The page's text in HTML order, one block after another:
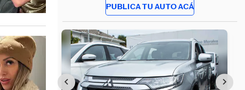
PUBLICA TU AUTO ACÁ